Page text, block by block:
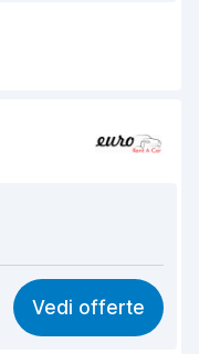
8,5
8,2
Vedi offerte